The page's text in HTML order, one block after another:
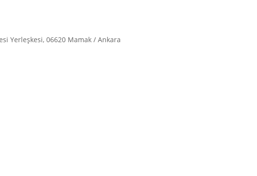
Yerleşkesi, 06620 Mamak / Ankara